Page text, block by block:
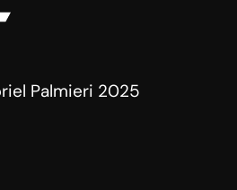
Palmieri 2025